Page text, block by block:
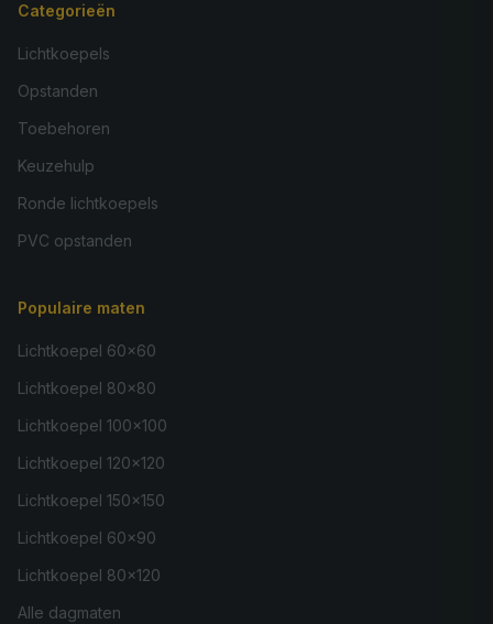
Categorieën
Lichtkoepels
Opstanden
Toebehoren
Keuzehulp
Ronde lichtkoepels
PVC opstanden
Populaire maten
Lichtkoepel 60×60
Lichtkoepel 80×80
Lichtkoepel 100×100
Lichtkoepel 120×120
Lichtkoepel 150×150
Lichtkoepel 60×90
Lichtkoepel 80×120
Alle dagmaten